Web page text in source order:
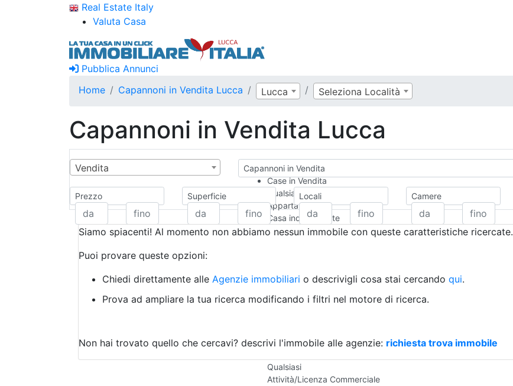
Real Estate Italy
Valuta Casa
Pubblica Annunci
Home
Capannoni in Vendita Lucca Lucca Seleziona Località
Capannoni in Vendita Lucca
Vendita
Capannoni in Vendita
Case in Vendita
Qualsiasi
Appartamento
Casa indipendente
Casa Semi-indipendente
Rustico/Casale
Camera d'Albergo
Box/Garage
Qualsiasi
Attività/Licenza Commerciale
Prezzo Superficie Locali Camere
Siamo spiacenti! Al momento non abbiamo nessun immobile con queste caratteristiche ricercate.
Puoi provare queste opzioni:
Chiedi direttamente alle Agenzie immobiliari o descrivigli cosa stai cercando qui.
Prova ad ampliare la tua ricerca modificando i filtri nel motore di ricerca.
Non hai trovato quello che cercavi? descrivi l'immobile alle agenzie: richiesta trova immobile